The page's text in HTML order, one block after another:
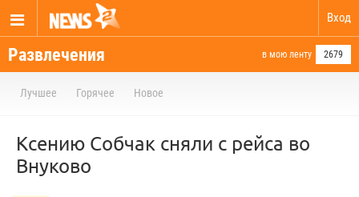
Вход
Развлечения в мою ленту 2679
Лучшее Горячее Новое
Ксению Собчак сняли с рейса во
Внуково